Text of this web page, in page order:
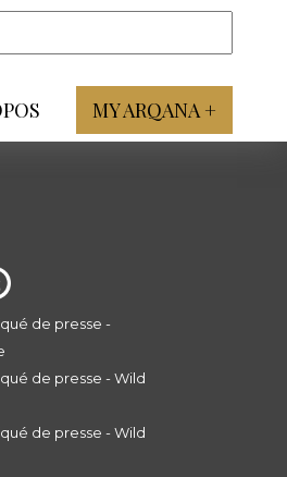
MY ARQANA +
de presse -
de presse - Wild
de presse - Wild